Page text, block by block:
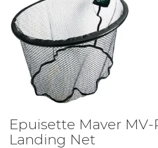
Epuisette Maver MV-
Landing Net